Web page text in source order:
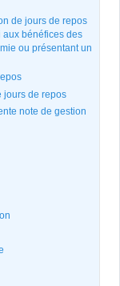
de jours de repos
aux bénéfices des
ou présentant un
jours de repos
note de gestion